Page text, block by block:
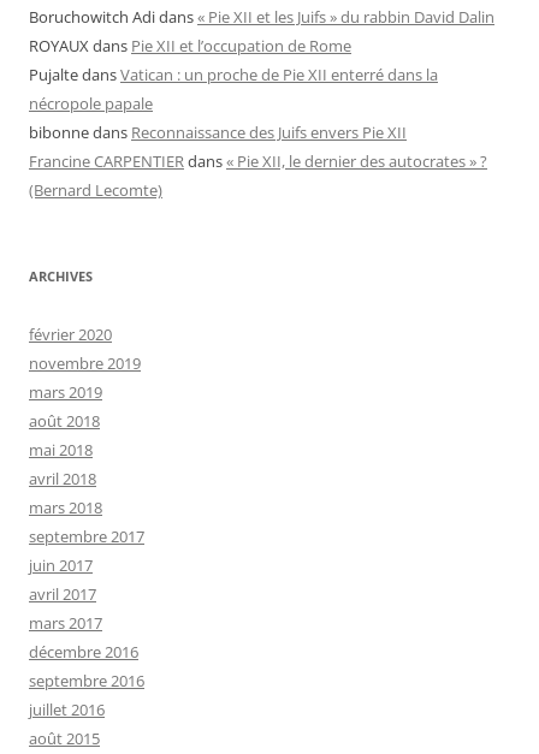
Boruchowitch Adidans« Pie XII et les Juifs » du rabbin David Dalin
ROYAUXdans Pie XII et l’occupation de Rome
PujaltedansVatican : un proche de Pie XII enterré dans la
nécropole papale
bibonnedans Reconnaissance des Juifs envers Pie XII
Francine CARPENTIERdans« Pie XII, le dernier des autocrates » ?
(Bernard Lecomte)
ARCHIVES
février 2020
novembre 2019
mars 2019
août 2018
mai 2018
avril 2018
mars 2018
septembre 2017
juin 2017
avril 2017
mars 2017
décembre 2016
septembre 2016
juillet 2016
août 2015